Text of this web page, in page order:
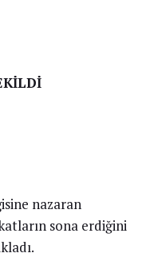
nazaran
sona erdiğini